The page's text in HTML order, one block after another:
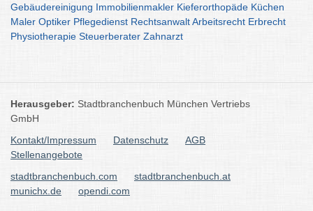
Gebäudereinigung Immobilienmakler Kieferorthopäde Küchen
Maler Optiker Pflegedienst RechtsanwaltArbeitsrecht Erbrecht
Physiotherapie Steuerberater Zahnarzt
Herausgeber: Stadtbranchenbuch München Vertriebs
GmbH
Kontakt/Impressum
Datenschutz
AGB
Stellenangebote
stadtbranchenbuch.com
stadtbranchenbuch.at
munichx.de
opendi.com